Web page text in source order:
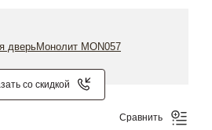
со скидкой
Сравнить